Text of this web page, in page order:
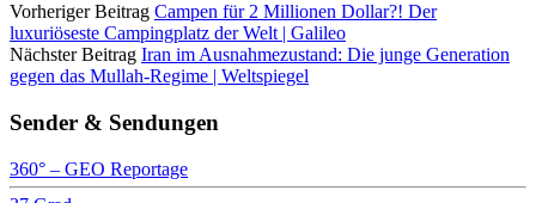
Vorheriger Beitrag Campen für 2 Millionen Dollar?! Der
luxuriöseste Campingplatz der Welt | Galileo
Nächster Beitrag Iran im Ausnahmezustand: Die junge Generation
gegen das Mullah-Regime | Weltspiegel
Sender & Sendungen
360° – GEO Reportage